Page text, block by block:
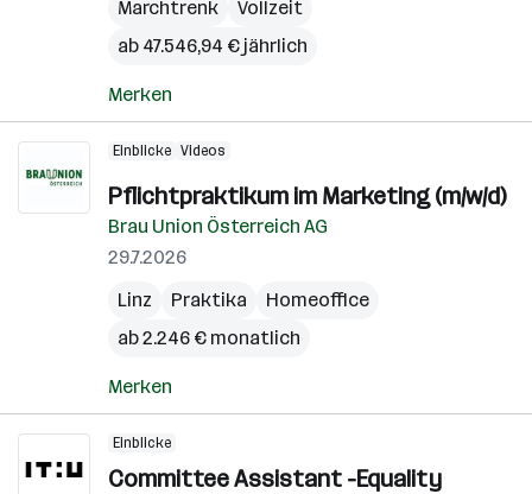
Marchtrenk
Vollzeit
ab 47.546,94 € jährlich
Merken
Einblicke Videos
Pflichtpraktikum im Marketing (m/w/d)
Brau Union Österreich AG
29.7.2026
Linz
Praktika
Homeoffice
ab 2.246 € monatlich
Merken
Einblicke
Committee Assistant -Equality